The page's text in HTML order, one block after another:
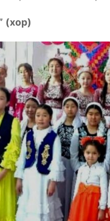
(хор)